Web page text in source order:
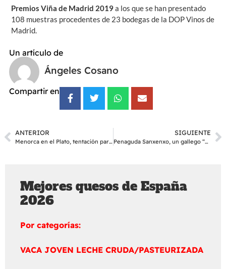
Premios Viña de Madrid 2019a los que se han presentado
108 muestras procedentes de 23 bodegas de la DOP Vinos de
Madrid.
Un artículo de
Ángeles Cosano
Compartir en
ANTERIOR
Menorca en el Plato, tentación para el paladar
SIGUIENTE
Penaguda Sanxenxo, un gallego “de primera”
Mejores quesos de España
2026
Por categorías:
VACA JOVEN LECHE CRUDA/PASTEURIZADA